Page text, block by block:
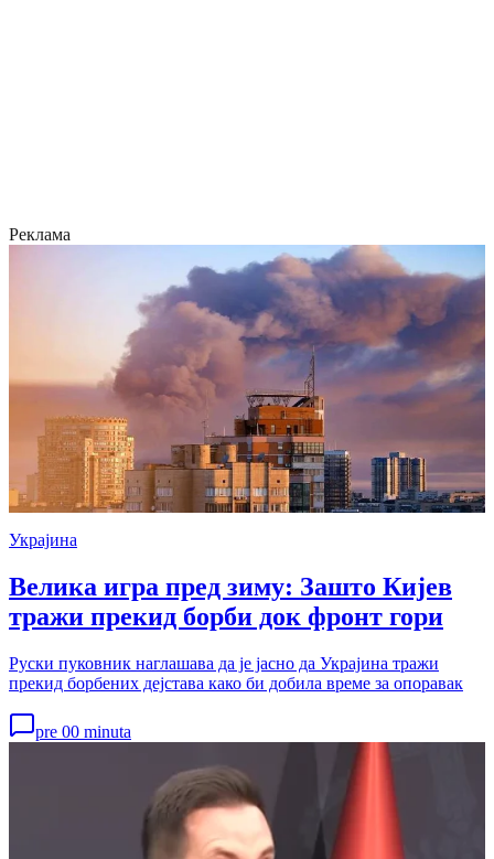
Реклама
Украјина
Велика игра пред зиму: Зашто Кијев
тражи прекид борби док фронт гори
Руски пуковник наглашава да је јасно да Украјина тражи
прекид борбених дејстава како би добила време за опоравак
pre 00 minuta